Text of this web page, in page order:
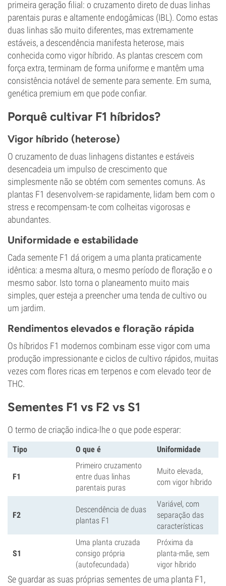
primeira geração filial: o cruzamento direto de duas linhas
parentais puras e altamente endogâmicas (IBL). Como estas
duas linhas são muito diferentes, mas extremamente
estáveis, a descendência manifesta heterose, mais
conhecida como vigor híbrido. As plantas crescem com
força extra, terminam de forma uniforme e mantêm uma
consistência notável de semente para semente. Em suma,
genética premium em que pode confiar.
Porquê cultivar F1 híbridos?
Vigor híbrido (heterose)
O cruzamento de duas linhagens distantes e estáveis
desencadeia um impulso de crescimento que
simplesmente não se obtém com sementes comuns. As
plantas F1 desenvolvem-se rapidamente, lidam bem com o
stress e recompensam-te com colheitas vigorosas e
abundantes.
Uniformidade e estabilidade
Cada semente F1 dá origem a uma planta praticamente
idêntica: a mesma altura, o mesmo período de floração e o
mesmo sabor. Isto torna o planeamento muito mais
simples, quer esteja a preencher uma tenda de cultivo ou
um jardim.
Rendimentos elevados e floração rápida
Os híbridos F1 modernos combinam esse vigor com uma
produção impressionante e ciclos de cultivo rápidos, muitas
vezes com flores ricas em terpenos e com elevado teor de
THC.
Sementes F1 vs F2 vs S1
O termo de criação indica-lhe o que pode esperar:
Tipo O que é Uniformidade
F1
Primeiro cruzamento
entre duas linhas
parentais puras
Muito elevada,
com vigor híbrido
F2
Descendência de duas
plantas F1
Variável, com
separação das
características
S1
Uma planta cruzada
consigo própria
(autofecundada)
Próxima da
planta-mãe, sem
vigor híbrido
Se guardar as suas próprias sementes de uma planta F1,